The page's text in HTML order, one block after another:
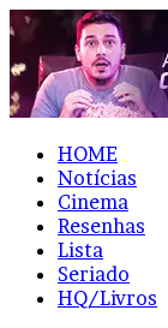
HOME
Notícias
Cinema
Resenhas
Lista
Seriado
HQ/Livros